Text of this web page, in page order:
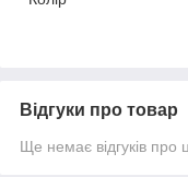
Відгуки про товар
Ще немає відгуків про